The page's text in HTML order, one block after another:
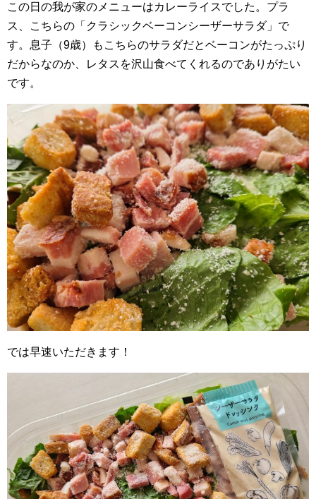
この日の我が家のメニューはカレーライスでした。プラ
ス、こちらの「クラシックベーコンシーザーサラダ」で
す。息子（9歳）もこちらのサラダだとベーコンがたっぷり
だからなのか、レタスを沢山食べてくれるのでありがたい
です。
では早速いただきます！